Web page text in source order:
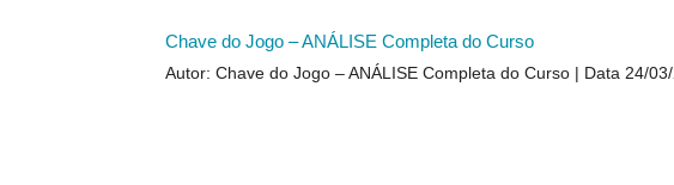
Chave do Jogo – ANÁLISE Completa do Curso
Autor: Chave do Jogo – ANÁLISE Completa do Curso Data 24/